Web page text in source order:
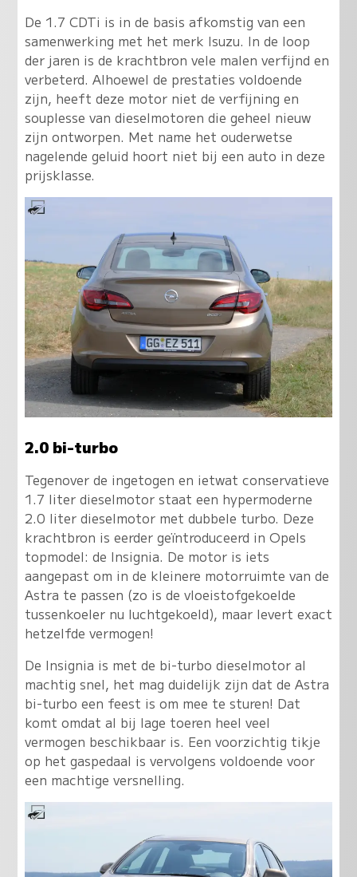
De 1.7 CDTi is in de basis afkomstig van een
samenwerking met het merk Isuzu. In de loop
der jaren is de krachtbron vele malen verfijnd en
verbeterd. Alhoewel de prestaties voldoende
zijn, heeft deze motor niet de verfijning en
souplesse van dieselmotoren die geheel nieuw
zijn ontworpen. Met name het ouderwetse
nagelende geluid hoort niet bij een auto in deze
prijsklasse.
2.0 bi-turbo
Tegenover de ingetogen en ietwat conservatieve
1.7 liter dieselmotor staat een hypermoderne
2.0 liter dieselmotor met dubbele turbo. Deze
krachtbron is eerder geïntroduceerd in Opels
topmodel: de Insignia. De motor is iets
aangepast om in de kleinere motorruimte van de
Astra te passen (zo is de vloeistofgekoelde
tussenkoeler nu luchtgekoeld), maar levert exact
hetzelfde vermogen!
De Insignia is met de bi-turbo dieselmotor al
machtig snel, het mag duidelijk zijn dat de Astra
bi-turbo een feest is om mee te sturen! Dat
komt omdat al bij lage toeren heel veel
vermogen beschikbaar is. Een voorzichtig tikje
op het gaspedaal is vervolgens voldoende voor
een machtige versnelling.